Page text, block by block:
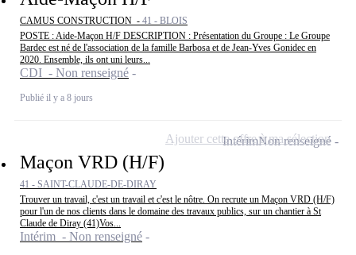
CAMUS CONSTRUCTION - 41 - BLOIS
POSTE : Aide-Maçon H/F DESCRIPTION : Présentation du Groupe : Le Groupe
Bardec est né de l'association de la famille Barbosa et de Jean-Yves Gonidec en
2020. Ensemble, ils ont uni leurs...
CDI - Non renseigné
Publié il y a 8 jours
Maçon VRD (H/F)
41 - SAINT-CLAUDE-DE-DIRAY
Trouver un travail, c'est un travail et c'est le nôtre. On recrute un Maçon VRD (H/F)
pour l'un de nos clients dans le domaine des travaux publics, sur un chantier à St
Claude de Diray (41)Vos...
Intérim - Non renseigné
IntérimNon renseigné
Ajouter cette offre à ma sélection